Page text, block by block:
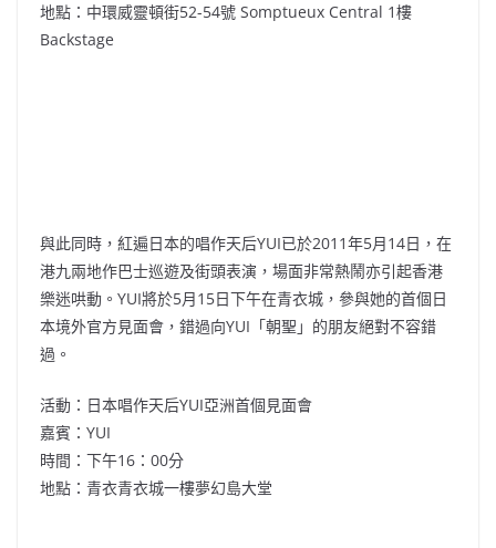
地點：中環威靈頓街52-54號 Somptueux Central 1樓
Backstage
與此同時，紅遍日本的唱作天后YUI已於2011年5月14日，在
港九兩地作巴士巡遊及街頭表演，場面非常熱鬧亦引起香港
樂迷哄動。YUI將於5月15日下午在青衣城，參與她的首個日
本境外官方見面會，錯過向YUI「朝聖」的朋友絕對不容錯
過。
活動：日本唱作天后YUI亞洲首個見面會
嘉賓：YUI
時間：下午16：00分
地點：青衣青衣城一樓夢幻島大堂